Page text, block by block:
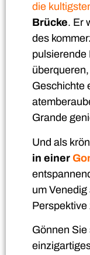
die
Brücke. Er
des
pulsierende
Geschichte
Grande
Und als
in einer
um
Perspektive
Gönnen